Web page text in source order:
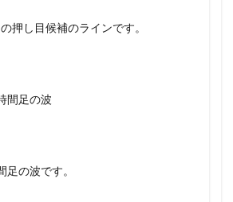
押し目候補のラインです。
間足の波
の波です。